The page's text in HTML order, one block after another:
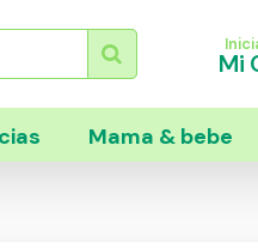
Mi
Mama & bebe